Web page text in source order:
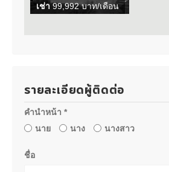
เช่า 99,992 บาท/เดือน
รายละเอียดผู้ติดต่อ
คำนำหน้า *
นาย
นาง นางสาว
ชื่อ